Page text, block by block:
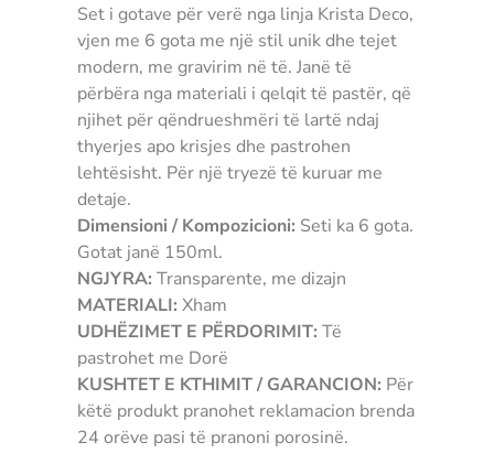
Set i gotave për verë nga linja Krista Deco,
vjen me 6 gota me një stil unik dhe tejet
modern, me gravirim në të. Janë të
përbëra nga materiali i qelqit të pastër, që
njihet për qëndrueshmëri të lartë ndaj
thyerjes apo krisjes dhe pastrohen
lehtësisht. Për një tryezë të kuruar me
detaje.
Dimensioni / Kompozicioni: Seti ka 6 gota.
Gotat janë 150ml.
NGJYRA: Transparente, me dizajn
MATERIALI: Xham
UDHËZIMET E PËRDORIMIT: Të
pastrohet me Dorë
KUSHTET E KTHIMIT / GARANCION: Për
këtë produkt pranohet reklamacion brenda
24 orëve pasi të pranoni porosinë.